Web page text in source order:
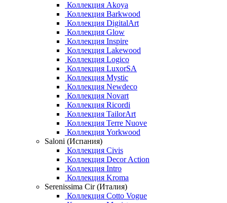
Коллекция Akoya
Коллекция Barkwood
Коллекция DigitalArt
Коллекция Glow
Коллекция Inspire
Коллекция Lakewood
Коллекция Logico
Коллекция LuxorSA
Коллекция Mystic
Коллекция Newdeco
Коллекция Novart
Коллекция Ricordi
Коллекция TailorArt
Коллекция Terre Nuove
Коллекция Yorkwood
Saloni (Испания)
Коллекция Civis
Коллекция Decor Action
Коллекция Intro
Коллекция Kroma
Serenissima Cir (Италия)
Коллекция Cotto Vogue